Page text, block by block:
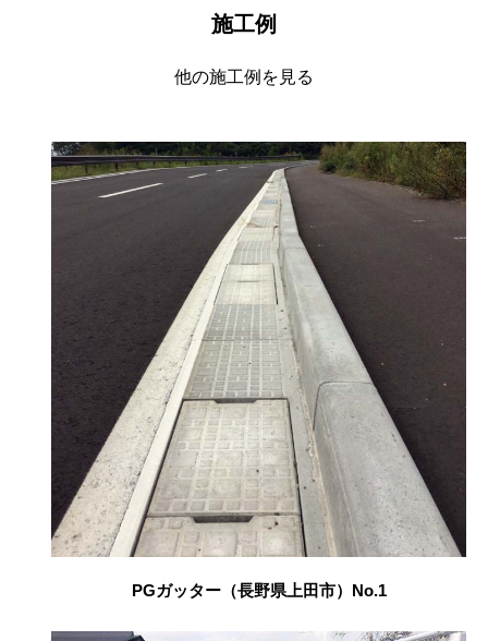
施工例
他の施工例を見る
PGガッター（長野県上田市）No.1